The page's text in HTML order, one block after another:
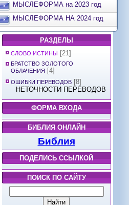
МЫСЛЕФОРМА на 2023 год
МЫСЛЕФОРМА НА 2024 год
РАЗДЕЛЫ
СЛОВО ИСТИНЫ [21]
БРАТСТВО ЗОЛОТОГО
ОБЛАЧЕНИЯ [4]
ОШИБКИ ПЕРЕВОДОВ [8]
НЕТОЧНОСТИ ПЕРЕВОДОВ
ФОРМА ВХОДА
БИБЛИЯ ОНЛАЙН
Библия
ПОДЕЛИСЬ ССЫЛКОЙ
ПОИСК ПО САЙТУ